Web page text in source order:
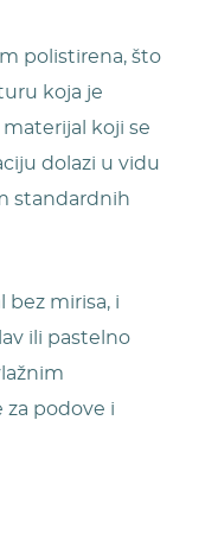
polistirena, što
koja je
koji se
dolazi u vidu
standardnih
bez mirisa, i
ili pastelno
za podove i